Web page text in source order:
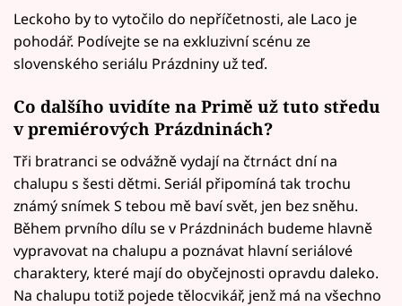
Leckoho by to vytočilo do nepříčetnosti, ale Laco je
pohodář. Podívejte se na exkluzivní scénu ze
slovenského seriálu Prázdniny už teď.
Co dalšího uvidíte na Primě už tuto středu
v premiérových Prázdninách?
Tři bratranci se odvážně vydají na čtrnáct dní na
chalupu s šesti dětmi. Seriál připomíná tak trochu
známý snímek S tebou mě baví svět, jen bez sněhu.
Během prvního dílu se v Prázdninách budeme hlavně
vypravovat na chalupu a poznávat hlavní seriálové
charaktery, které mají do obyčejnosti opravdu daleko.
Na chalupu totiž pojede tělocvikář, jenž má na všechno